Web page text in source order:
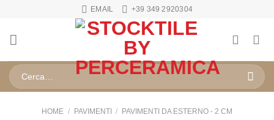
contenuti
EMAIL +39 349 2920304
Cerca:
HOME / PAVIMENTI / PAVIMENTI DA ESTERNO - 2 CM